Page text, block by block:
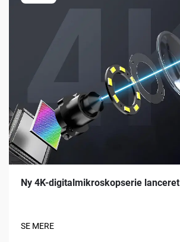
Ny 4K-digitalmikroskopserie lanceret
SE MERE